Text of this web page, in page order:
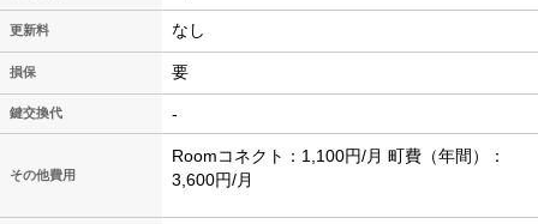
更新料 なし
損保 要
鍵交換代 -
その他費用
Roomコネクト：1,100円/月 町費（年間）：
3,600円/月